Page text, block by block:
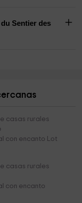
Sentier des
casas rurales
con encanto Lot
casas rurales
con encanto